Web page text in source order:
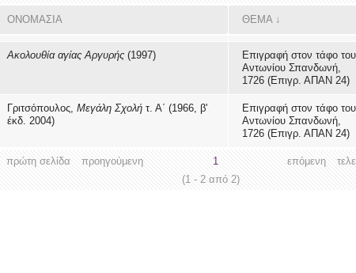
ΟΝΟΜΑΣΙΑ ΘΕΜΑ↓
Ακολουθία αγίας Αργυρής (1997)
Επιγραφή στον τάφο του
Αντωνίου Σπανδωνή,
1726 (Επιγρ. ΑΠΑΝ 24)
Γριτσόπουλος, Μεγάλη Σχολή τ. Α΄ (1966, β'
έκδ. 2004)
Επιγραφή στον τάφο του
Αντωνίου Σπανδωνή,
1726 (Επιγρ. ΑΠΑΝ 24)
επόμενη
πρώτη σελίδα προηγούμενη
1
(1 - 2 από 2)